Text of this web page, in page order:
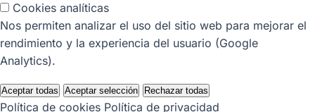
Cookies analíticas
Nos permiten analizar el uso del sitio web para mejorar el
rendimiento y la experiencia del usuario (Google
Analytics).
Aceptar todas Aceptar selección Rechazar todas
Política de cookies Política de privacidad